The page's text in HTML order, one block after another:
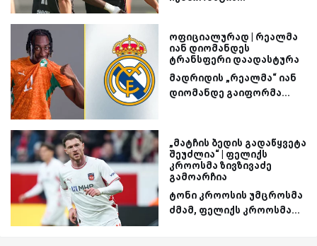
ოფიციალურად | რეალმა
იან დიომანდეს
ტრანსფერი დაადასტურა
მადრიდის „რეალმა“ იან
დიომანდე გაიფორმა...
„მატჩის ბედის გადაწყვეტა
შეუძლია“ | ფელიქს
კროოსმა ზივზივაძე
გამოარჩია
ტონი კროოსის უმცროსმა
ძმამ, ფელიქს კროოსმა...